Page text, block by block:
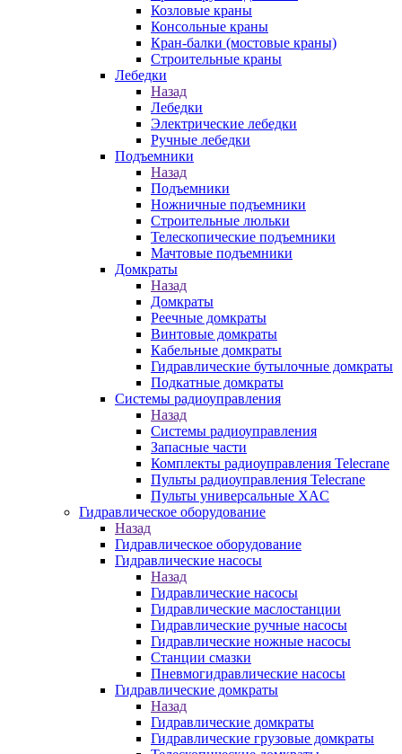
Козловые краны
Консольные краны
Кран-балки (мостовые краны)
Строительные краны
Лебедки
Назад
Лебедки
Электрические лебедки
Ручные лебедки
Подъемники
Назад
Подъемники
Ножничные подъемники
Строительные люльки
Телескопические подъемники
Мачтовые подъемники
Домкраты
Назад
Домкраты
Реечные домкраты
Винтовые домкраты
Кабельные домкраты
Гидравлические бутылочные домкраты
Подкатные домкраты
Системы радиоуправления
Назад
Системы радиоуправления
Запасные части
Комплекты радиоуправления Telecrane
Пульты радиоуправления Telecrane
Пульты универсальные XAC
Гидравлическое оборудование
Назад
Гидравлическое оборудование
Гидравлические насосы
Назад
Гидравлические насосы
Гидравлические маслостанции
Гидравлические ручные насосы
Гидравлические ножные насосы
Станции смазки
Пневмогидравлические насосы
Гидравлические домкраты
Назад
Гидравлические домкраты
Гидравлические грузовые домкраты